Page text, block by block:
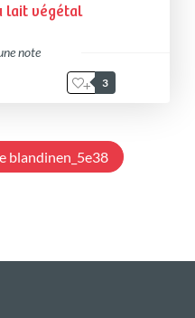
lait végétal
note
3
blandinen_5e38